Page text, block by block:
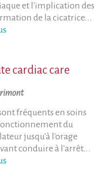
et l'implication des
de la cicatrice...
cardiac care
fréquents en soins
du
jusqu'à l'orage
conduire à l'arrêt...